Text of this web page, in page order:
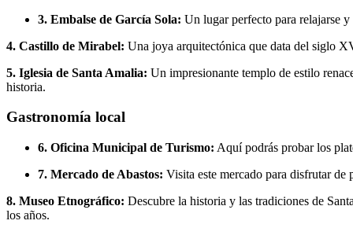
3. Embalse de García Sola: Un lugar perfecto para relajarse
4. Castillo de Mirabel: Una joya arquitectónica que data del siglo
5. Iglesia de Santa Amalia: Un impresionante templo de estilo
historia.
Gastronomía local
6. Oficina Municipal de Turismo: Aquí podrás probar los
7. Mercado de Abastos: Visita este mercado para disfrutar
8. Museo Etnográfico: Descubre la historia y las tradiciones de
los años.